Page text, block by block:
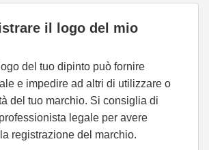
il logo del mio
del tuo dipinto può fornire
e impedire ad altri di utilizzare o
del tuo marchio. Si consiglia di
legale per avere
registrazione del marchio.